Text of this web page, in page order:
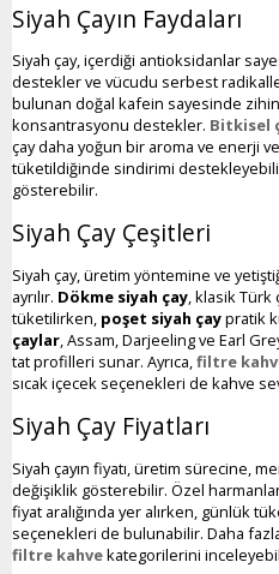
Siyah Çayın Faydaları
Siyah çay, içerdiği antioksidanlar
destekler ve vücudu serbest
bulunan doğal kafein sayesinde
konsantrasyonu destekler. Bitkisel
çay daha yoğun bir aroma ve enerji
tüketildiğinde sindirimi
gösterebilir.
Siyah Çay Çeşitleri
Siyah çay, üretim yöntemine ve
ayrılır. Dökme siyah çay, klasik Türk
tüketilirken, poşet siyah çaypratik
çaylar, Assam, Darjeeling ve Earl
tat profilleri sunar. Ayrıca,filtre
sıcak içecek seçenekleri de kahve
Siyah Çay Fiyatları
Siyah çayın fiyatı, üretim sürecine,
değişiklik gösterebilir. Özel
fiyat aralığında yer alırken, günlük
seçenekleri de bulunabilir. Daha
filtre kahvekategorilerini